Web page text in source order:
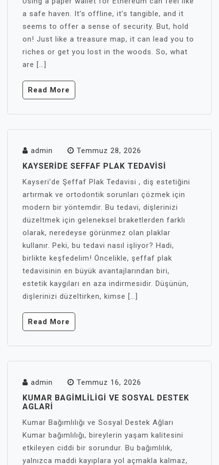
a safe haven. It’s offline, it’s tangible, and it
seems to offer a sense of security. But, hold
on! Just like a treasure map, it can lead you to
riches or get you lost in the woods. So, what
are […]
Read More
admin Temmuz 28, 2026
KAYSERIDE SEFFAF PLAK TEDAVISI
Kayseri’de Şeffaf Plak Tedavisi , diş estetiğini
artırmak ve ortodontik sorunları çözmek için
modern bir yöntemdir. Bu tedavi, dişlerinizi
düzeltmek için geleneksel braketlerden farklı
olarak, neredeyse görünmez olan plaklar
kullanır. Peki, bu tedavi nasıl işliyor? Hadi,
birlikte keşfedelim! Öncelikle, şeffaf plak
tedavisinin en büyük avantajlarından biri,
estetik kaygıları en aza indirmesidir. Düşünün,
dişlerinizi düzeltirken, kimse […]
Read More
admin Temmuz 16, 2026
KUMAR BAGIMLILIGI VE SOSYAL DESTEK
AGLARI
Kumar Bağımlılığı ve Sosyal Destek Ağları
Kumar bağımlılığı, bireylerin yaşam kalitesini
etkileyen ciddi bir sorundur. Bu bağımlılık,
yalnızca maddi kayıplara yol açmakla kalmaz,